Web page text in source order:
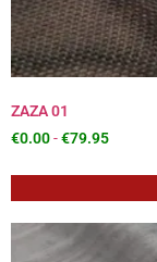
ZAZA 01
€0.00-€79.95